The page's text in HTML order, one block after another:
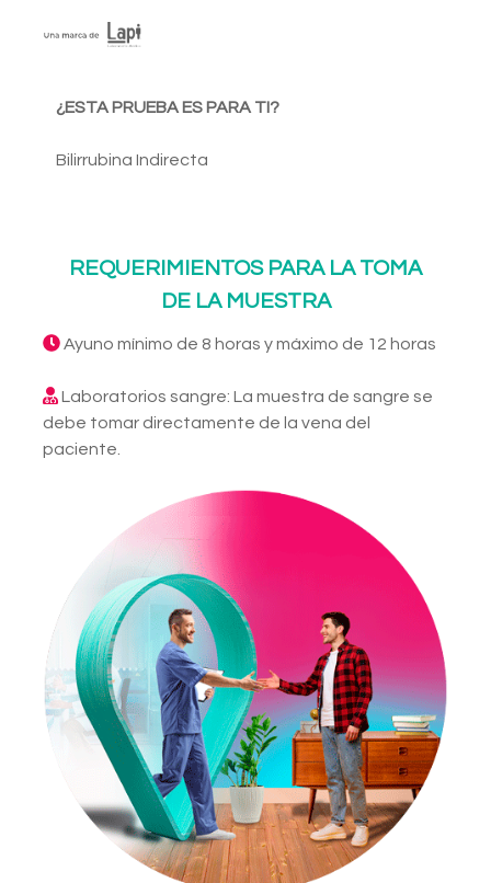
¿ESTA PRUEBA ES PARA TI?
Bilirrubina Indirecta
REQUERIMIENTOS PARA LA TOMA
DE LA MUESTRA
Ayuno mínimo de 8 horas y máximo de 12 horas
Laboratorios sangre: La muestra de sangre se
debe tomar directamente de la vena del
paciente.